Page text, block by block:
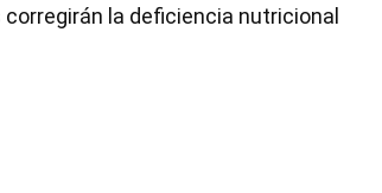
la deficiencia nutricional